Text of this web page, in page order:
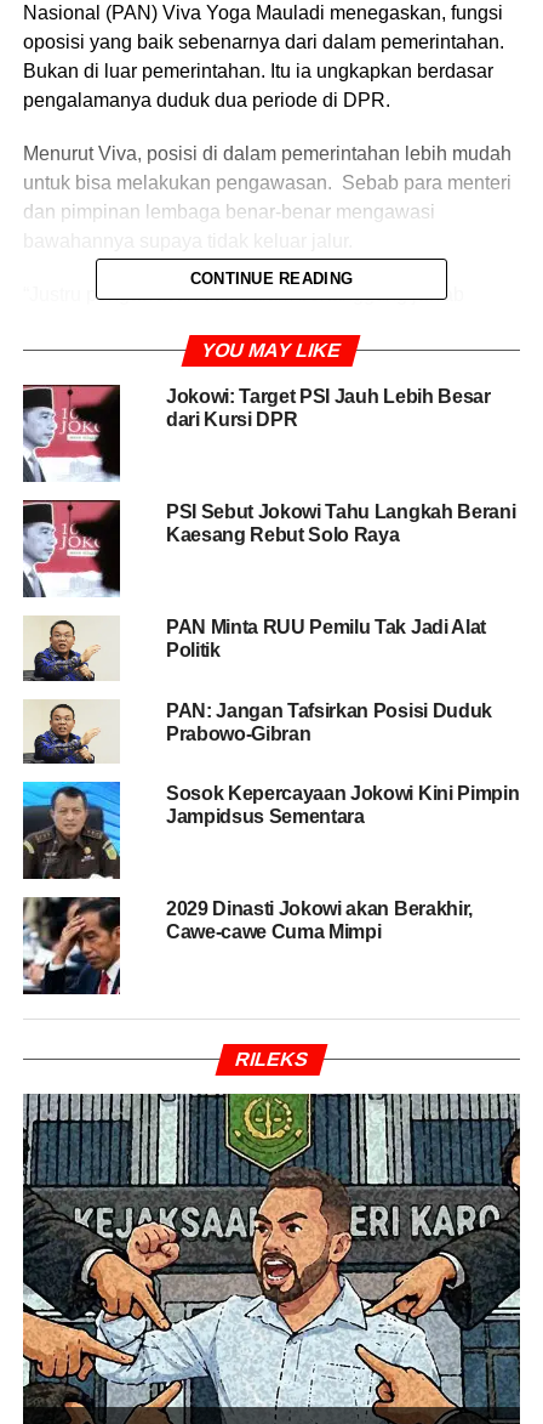
Nasional (PAN) Viva Yoga Mauladi menegaskan, fungsi
oposisi yang baik sebenarnya dari dalam pemerintahan.
Bukan di luar pemerintahan. Itu ia ungkapkan berdasar
pengalamanya duduk dua periode di DPR.
Menurut Viva, posisi di dalam pemerintahan lebih mudah
untuk bisa melakukan pengawasan. Sebab para menteri
dan pimpinan lembaga benar-benar mengawasi
“Justru pengawasan dari dalam bertanggung jawab
ujar Viva Yoga kepada wartawan, Rabu (17/7/2019).
Lebih lanjut Viva menjelaskan, di Indonesia semua partai
bisa mengawasi jalannya pemerintahan. Baik itu yang
berada di koalisi pemerintah maupun oposisi. Sehingga
dengan di pemerintahan parlementer.
BACA JUGA
Warga Tak Pakai Masker Medis
artinya proses peran fungsi oposisi itu ada di dalam
parlemen apapun parpolnya,” katanya.
Selain itu, menurut Viva PAN tidak masalah menjadi
oposisi ataupun bergabung dengan pemerintahan Joko
Widodo (Jokowi) dan Ma’ruf Amin. Sebab berada di
“Karena menurut platform PAN mau di dalam kekuasaan
atau di luar kekuasaan sama-sama mulianya selama
Sekadar informasi PAN belum menentukan sikap
koalisi Jokowi-Ma’ruf atau menjadi oposisi.
Sementara itu Sekretaris Jenderal PAN Eddy Soeparno
mengatakan, partainya belum menentukan sikap politik
pasca-pembubaran koalisi parpol pendukung pasangan
Prabowo Subianto-Sandiaga Uno pada Pilpres 2019.
BACA JUGA TKN: Jokowi akan Tetap Fokus untuk
Turunkan Gizi Buruk di Indonesia
CONTINUE READING
YOU MAY LIKE
Jokowi: Target PSI Jauh Lebih Besar
dari Kursi DPR
PSI Sebut Jokowi Tahu Langkah Berani
Kaesang Rebut Solo Raya
PAN Minta RUU Pemilu Tak Jadi Alat
Politik
PAN: Jangan Tafsirkan Posisi Duduk
Prabowo-Gibran
Sosok Kepercayaan Jokowi Kini Pimpin
Jampidsus Sementara
2029 Dinasti Jokowi akan Berakhir,
Cawe-cawe Cuma Mimpi
RILEKS